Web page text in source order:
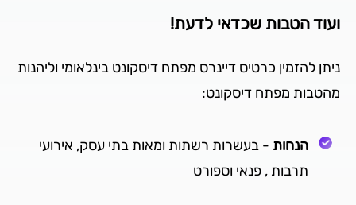
ועוד הטבות שכדאי לדעת!
ניתן להזמין כרטיס דיינרס מפתח דיסקונט בינלאומי וליהנות
מהטבות מפתח דיסקונט:
הנחות - בעשרות רשתות ומאות בתי עסק, אירועי
תרבות , פנאי וספורט